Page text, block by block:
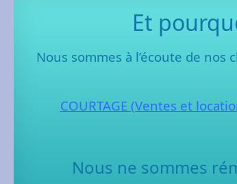
Et
Nous sommes à l’écoute de
COURTAGE (Ventes et
Nous ne sommes